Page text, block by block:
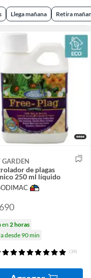
Llega mañana Retira
GARDEN
de plagas
250 ml líquido
en 2 horas
desde 90 min
(34)